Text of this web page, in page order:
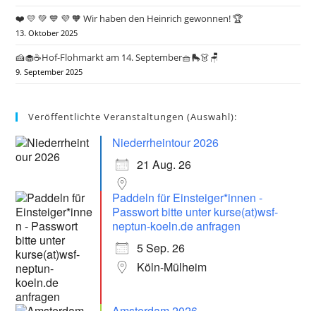
❤️ 💛 💚 💙 💜 🧡 Wir haben den Heinrich gewonnen! 🏆
13. Oktober 2025
🍰🧁☕Hof-Flohmarkt am 14. September🧺🛼👗🪑
9. September 2025
Veröffentlichte Veranstaltungen (Auswahl):
Niederrheintour 2026
21 Aug. 26
Paddeln für Einsteiger*innen -
Passwort bitte unter kurse(at)wsf-
neptun-koeln.de anfragen
5 Sep. 26
Köln-Mülheim